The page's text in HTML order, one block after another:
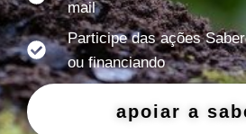
mail
Participe das ações
ou financiando
apoiar a